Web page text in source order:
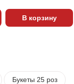
В корзину
Букеты 25 роз